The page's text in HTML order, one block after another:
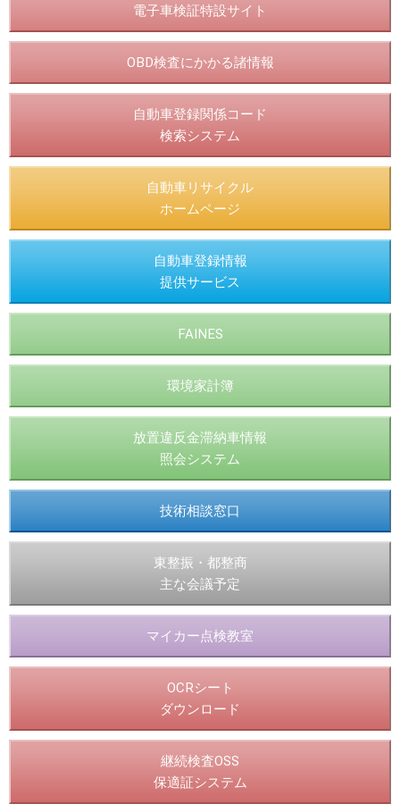
電子車検証特設サイト
OBD検査にかかる諸情報
自動車登録関係コード
検索システム
自動車リサイクル
ホームページ
自動車登録情報
提供サービス
FAINES
環境家計簿
放置違反金滞納車情報
照会システム
技術相談窓口
東整振・都整商
主な会議予定
マイカー点検教室
OCRシート
ダウンロード
継続検査OSS
保適証システム